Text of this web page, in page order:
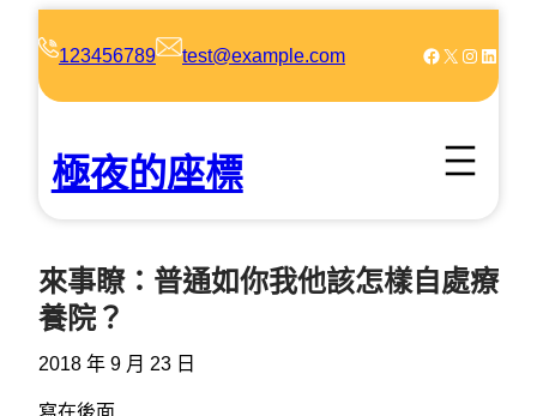
123456789 test@example.com Facebook X Instagram LinkedIn
極夜的座標
來事瞭：普通如你我他該怎樣自處療
養院？
2018 年 9 月 23 日
寫在後面